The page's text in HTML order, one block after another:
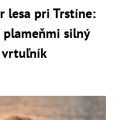
lesa pri Trstíne:
silný
vrtuľník